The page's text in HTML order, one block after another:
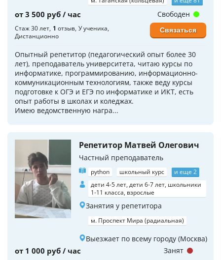
от 3 500 руб / час
Стаж 30 лет 1 отзыв У ученика
Дистанционно
Опытный репетитор (педагогический опыт более 30
лет), преподаватель университета, читаю курсы по
информатике, программированию, информационно-
коммуникационным технологиям, также веду курсы
подготовке к ОГЭ и ЕГЭ по информатике и ИКТ, есть
опыт работы в школах и коледжах.
Имею ведомственную награ...
Свободен
Связаться
Репетитор Матвей Олегович
Частный преподаватель
python школьный курс
и еще 2
дети 4-5 лет, дети 6-7 лет, школьники
1-11 класса, взрослые
Занятия у репетитора
м. Проспект Мира (радиальная)
Выезжает по всему городу (Москва)
от 1 000 руб / час Занят